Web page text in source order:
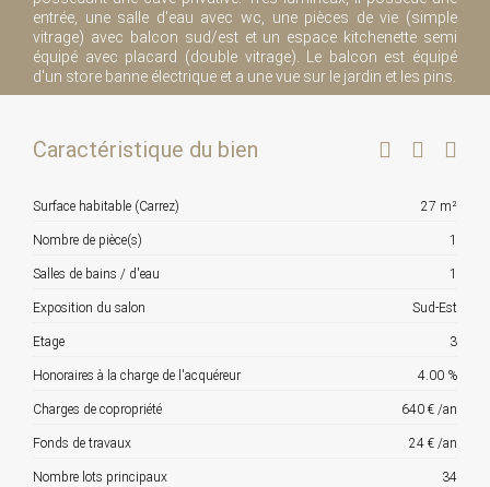
entrée, une salle d'eau avec wc, une pièces de vie (simple
vitrage) avec balcon sud/est et un espace kitchenette semi
équipé avec placard (double vitrage). Le balcon est équipé
d'un store banne électrique et a une vue sur le jardin et les pins.
Caractéristique du bien
Surface habitable (Carrez) 27 m²
Nombre de pièce(s) 1
Salles de bains / d'eau 1
Exposition du salon Sud-Est
Etage 3
Honoraires à la charge de l'acquéreur 4.00 %
Charges de copropriété 640 € /an
Fonds de travaux 24 € /an
Nombre lots principaux 34